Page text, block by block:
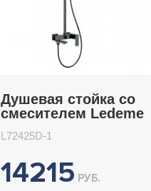
Душевая стойка со
смесителем Ledeme
L72425D-1
14215 РУБ.